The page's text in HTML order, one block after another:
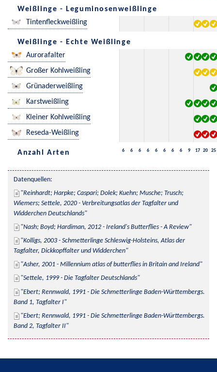
Weißlinge - Leguminosenweißlinge
Tintenfleckweißling
Weißlinge - Echte Weißlinge
Aurorafalter
Großer Kohlweißling
Grünaderweißling
Karstweißling
Kleiner Kohlweißling
Reseda-Weißling
Anzahl Arten 6 6 6 6 6 6 6 6 9 17 20 25
Datenquellen:
Reinhardt; Harpke; Caspari; Dolek; Kuehn; Musche; Trusch;
Wiemers; Settele, 2020 - Verbreitungsatlas der Tagfalter und
Widderchen Deutschlands
Nash; Boyd; Hardiman, 2012 - Ireland's Butterflies - A Review
Kolligs, 2003 - Schmetterlinge Schleswig-Holsteins, Atlas der
Tagfalter, Dickkopffalter und Widderchen
Asher, 2001 - Millennium atlas of butterflies in Britain and Ireland
Settele, 1999 - Die Tagfalter Deutschlands
Ebert; Rennwald, 1991 - Die Schmetterlinge Baden-Württembergs.
Band 1, Tagfalter I
Ebert; Rennwald, 1991 - Die Schmetterlinge Baden-Württembergs.
Band 2, Tagfalter II